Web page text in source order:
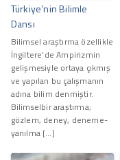
Türkiye’nin Bilimle
Dansı
Bilimsel araştırma özellikle
İngiltere’de Ampirizmin
gelişmesiyle ortaya çıkmış
ve yapılan bu çalışmanın
adına bilim denmiştir.
Bilimselbir araştırma;
gözlem, deney, deneme-
yanılma […]